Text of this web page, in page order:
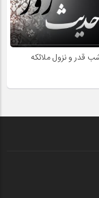
قدر و نزول ملائکه